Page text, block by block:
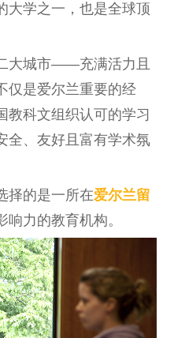
大学之一，也是全球顶
大城市——充满活力且
仅是爱尔兰重要的经
教科文组织认可的学习
全、友好且富有学术氛
择的是一所在爱尔兰留
力的教育机构。